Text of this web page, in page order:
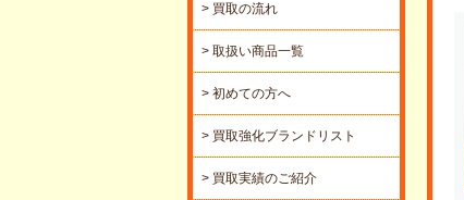
> 買取の流れ
> 取扱い商品一覧
> 初めての方へ
> 買取強化ブランドリスト
> 買取実績のご紹介